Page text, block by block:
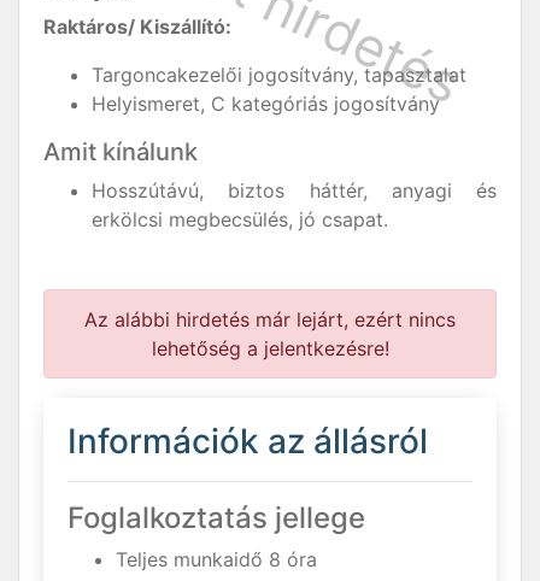
Raktáros/ Kiszállító:
Targoncakezelői jogosítvány, tapasztalat
Helyismeret, C kategóriás jogosítvány
Amit kínálunk
Hosszútávú, biztos háttér, anyagi és
erkölcsi megbecsülés, jó csapat.
Az alábbi hirdetés már lejárt, ezért nincs
lehetőség a jelentkezésre!
Információk az állásról
Foglalkoztatás jellege
Teljes munkaidő 8 óra